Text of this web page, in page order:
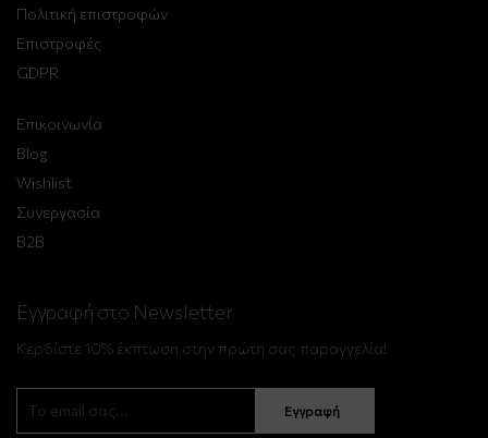
Πολιτική επιστροφών
Επιστροφές
GDPR
Επικοινωνία
Blog
Wishlist
Συνεργασία
B2B
Εγγραφή στο Newsletter
Κερδίστε 10% έκπτωση στην πρώτη σας παραγγελία!
Εγγραφή